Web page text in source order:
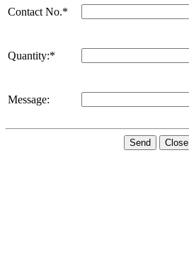
Contact No.*
Quantity:*
Message:
Send Close